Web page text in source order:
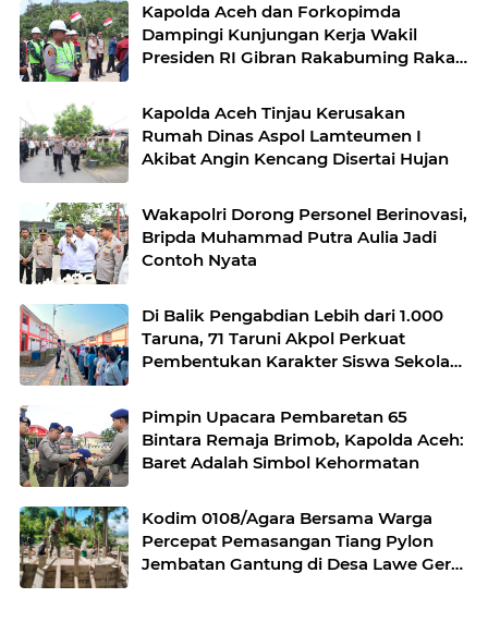
Kapolda Aceh dan Forkopimda
Dampingi Kunjungan Kerja Wakil
Presiden RI Gibran Rakabuming Raka
Kapolda Aceh Tinjau Kerusakan
Rumah Dinas Aspol Lamteumen I
Akibat Angin Kencang Disertai Hujan
Wakapolri Dorong Personel Berinovasi,
Bripda Muhammad Putra Aulia Jadi
Contoh Nyata
Di Balik Pengabdian Lebih dari 1.000
Taruna, 71 Taruni Akpol Perkuat
Pembentukan Karakter Siswa Sekolah
Pimpin Upacara Pembaretan 65
Bintara Remaja Brimob, Kapolda Aceh:
Baret Adalah Simbol Kehormatan
Kodim 0108/Agara Bersama Warga
Percepat Pemasangan Tiang Pylon
Jembatan Gantung di Desa Lawe Ger-